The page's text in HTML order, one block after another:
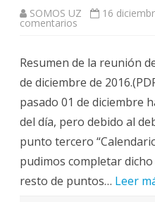
SOMOS UZ 16
comentarios
PAS
de
1
y
15
de
diciembre
Resumen de la reunión
de diciembre de
pasado 01 de diciembre
del día, pero debido al
punto tercero
pudimos completar
resto de puntos… Leer